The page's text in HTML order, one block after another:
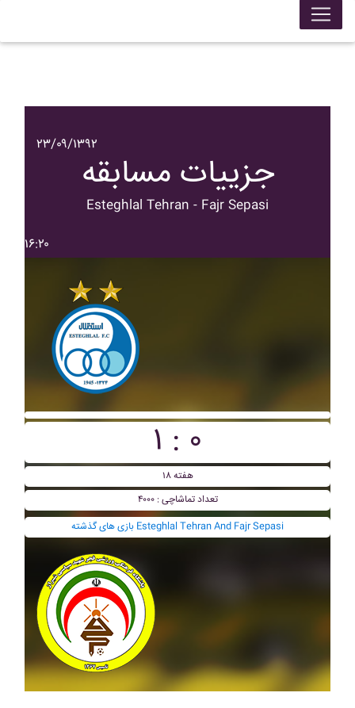
۲۳/۰۹/۱۳۹۲
جزییات مسابقه
Esteghlal Tehran - Fajr Sepasi
۱۶:۲۰
۱ : ۰
هفته ۱۸
تعداد تماشاچی : ۴۰۰۰
بازی های گذشته Esteghlal Tehran And Fajr Sepasi